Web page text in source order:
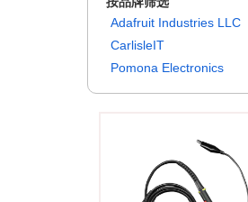
Adafruit Industries LLC
CarlisleIT
Pomona Electronics